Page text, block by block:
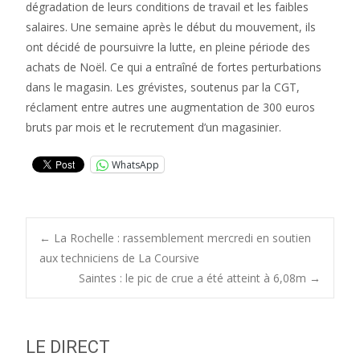
dégradation de leurs conditions de travail et les faibles
salaires. Une semaine après le début du mouvement, ils
ont décidé de poursuivre la lutte, en pleine période des
achats de Noël. Ce qui a entraîné de fortes perturbations
dans le magasin. Les grévistes, soutenus par la CGT,
réclament entre autres une augmentation de 300 euros
bruts par mois et le recrutement d’un magasinier.
WhatsApp
Post
navigation
← La Rochelle : rassemblement mercredi en soutien
aux techniciens de La Coursive
Saintes : le pic de crue a été atteint à 6,08m →
LE DIRECT